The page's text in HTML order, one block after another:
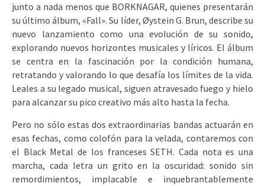
junto a nada menos que BORKNAGAR, quienes presentarán
su último álbum, «Fall». Su líder, Øystein G. Brun, describe su
nuevo lanzamiento como una evolución de su sonido,
explorando nuevos horizontes musicales y líricos. El álbum
se centra en la fascinación por la condición humana,
retratando y valorando lo que desafía los límites de la vida.
Leales a su legado musical, siguen atravesado fuego y hielo
para alcanzar su pico creativo más alto hasta la fecha.
Pero no sólo estas dos extraordinarias bandas actuarán en
esas fechas, como colofón para la velada, contaremos con
el Black Metal de los franceses SETH. Cada nota es una
marcha, cada letra un grito en la oscuridad: sonido sin
remordimientos, implacable e inquebrantablemente